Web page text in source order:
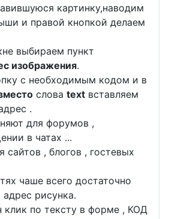
картинку,наводим
и правой кнопкой делаем
выбираем пункт
изображения.
с необходимым кодом и в
слова text вставляем
.
для форумов ,
в чатах ...
сайтов , блогов , гостевых
чаше всего достаточно
адрес рисунка.
клик по тексту в форме , КОД